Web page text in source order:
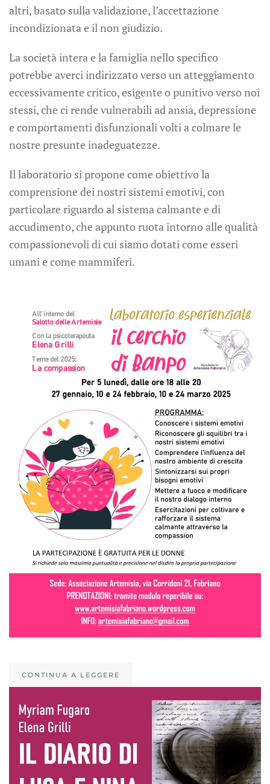
altri, basato sulla validazione, l’accettazione
incondizionata e il non giudizio.
La società intera e la famiglia nello specifico
potrebbe averci indirizzato verso un atteggiamento
eccessivamente critico, esigente o punitivo verso noi
stessi, che ci rende vulnerabili ad ansia, depressione
e comportamenti disfunzionali volti a colmare le
nostre presunte inadeguatezze.
Il laboratorio si propone come obiettivo la
comprensione dei nostri sistemi emotivi, con
particolare riguardo al sistema calmante e di
accudimento, che appunto ruota intorno alle qualità
compassionevoli di cui siamo dotati come esseri
umani e come mammiferi.
CONTINUA A LEGGERE